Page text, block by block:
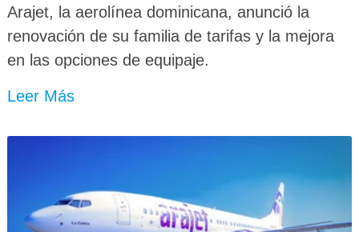
Arajet, la aerolínea dominicana, anunció la
renovación de su familia de tarifas y la mejora
en las opciones de equipaje.
Leer Más